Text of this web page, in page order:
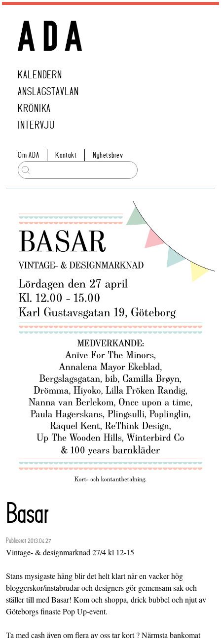
KALENDERN
ANSLAGSTAVLAN
KRÖNIKA
INTERVJU
Om ADA Kontakt Nyhetsbrev
Basar
Publicerat 2013.04.27
Vintage- & designmarknad 27/4 kl 12-15
Stans mysigaste häng blir det helt klart när en vacker hög
bloggerskor/instabrudar och designers gör gemensam sak och
ställer till med Basar! Kom och shoppa, drick bubbel och njut av
Göteborgs finaste Pop Up-event.
Ta med cash även om flera av oss tar kort ? Närmsta bankomat